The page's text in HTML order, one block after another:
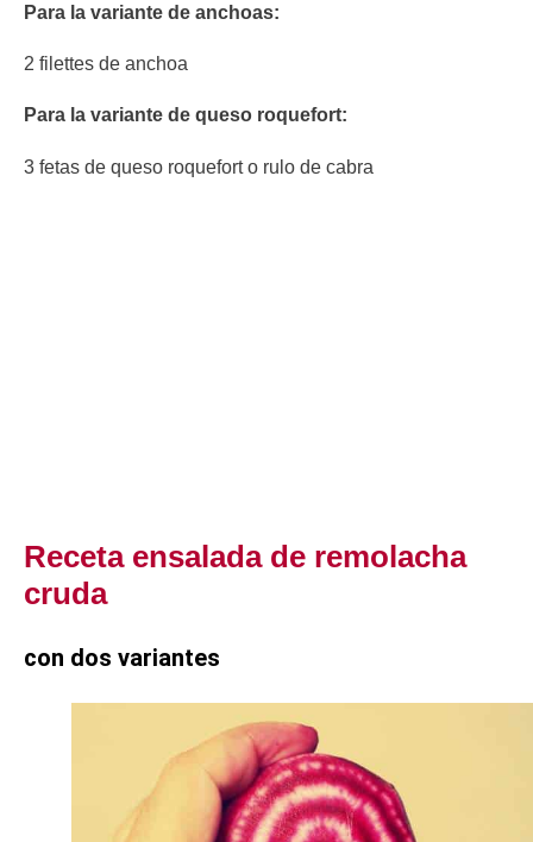
Para la variante de anchoas:
2 filettes de anchoa
Para la variante de queso roquefort:
3 fetas de queso roquefort o rulo de cabra
Receta ensalada de remolacha
cruda
con dos variantes